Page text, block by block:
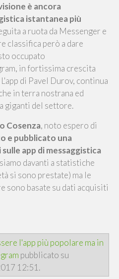
è ancora
istantanea più
a ruota da Messenger e
classifica però a dare
occupato
in fortissima crescita
di Pavel Durov, continua
in terra nostrana ed
giganti del settore.
Cosenza, noto espero di
e pubblicato una
app di messaggistica
davanti a statistiche
si sono prestate) ma le
sono basate su dati acquisiti
l'app più popolare ma in
pubblicato su
12:51.